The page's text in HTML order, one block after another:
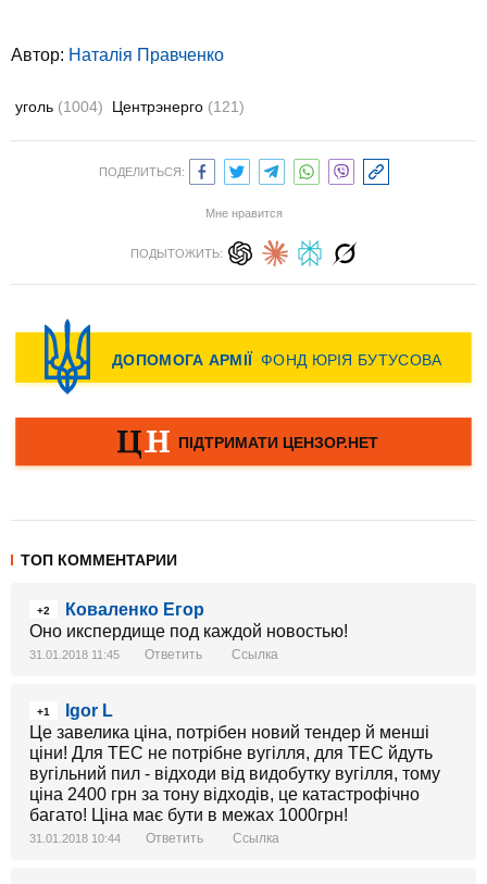
Автор: Наталія Правченко
уголь (1004) Центрэнерго (121)
ПОДЕЛИТЬСЯ:
Мне нравится
ПОДЫТОЖИТЬ:
ТОП КОММЕНТАРИИ
+2
Коваленко Егор
Оно икспердище под каждой новостью!
31.01.2018 11:45 Ответить Ссылка
+1
Igor L
Це завелика ціна, потрібен новий тендер й менші
ціни! Для ТЕС не потрібне вугілля, для ТЕС йдуть
вугільний пил - відходи від видобутку вугілля, тому
ціна 2400 грн за тону відходів, це катастрофічно
багато! Ціна має бути в межах 1000грн!
31.01.2018 10:44 Ответить Ссылка